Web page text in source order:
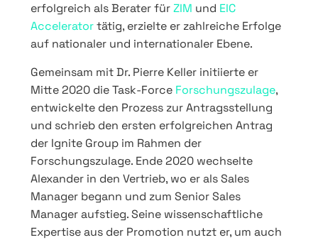
erfolgreich als Berater fürZIM und EIC
Acceleratortätig, erzielte er zahlreiche Erfolge
auf nationaler und internationaler Ebene.
Gemeinsam mit Dr. Pierre Keller initiierte er
Mitte 2020 die Task-Force Forschungszulage,
entwickelte den Prozess zur Antragsstellung
und schrieb den ersten erfolgreichen Antrag
der Ignite Group im Rahmen der
Forschungszulage. Ende 2020 wechselte
Alexander in den Vertrieb, wo er als Sales
Manager begann und zum Senior Sales
Manager aufstieg. Seine wissenschaftliche
Expertise aus der Promotion nutzt er, um auch